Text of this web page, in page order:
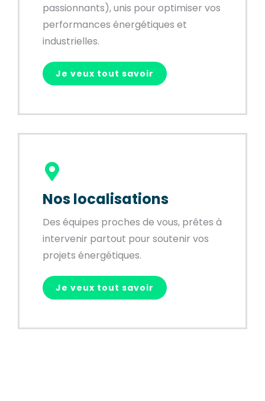
passionnants), unis pour optimiser vos
performances énergétiques et
industrielles.
Je veux tout savoir
Nos localisations
Des équipes proches de vous, prêtes à
intervenir partout pour soutenir vos
projets énergétiques.
Je veux tout savoir